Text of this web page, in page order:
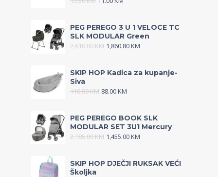
PEG PEREGO 3 U 1 VELOCE TC
SLK MODULAR Green
2,610.00KM 1,860.80KM
SKIP HOP Kadica za kupanje-
Siva
110.00KM 88.00KM
PEG PEREGO BOOK SLK
MODULAR SET 3U1 Mercury
2,185.00KM 1,455.00KM
SKIP HOP DJEČJI RUKSAK VEĆI
Školjka